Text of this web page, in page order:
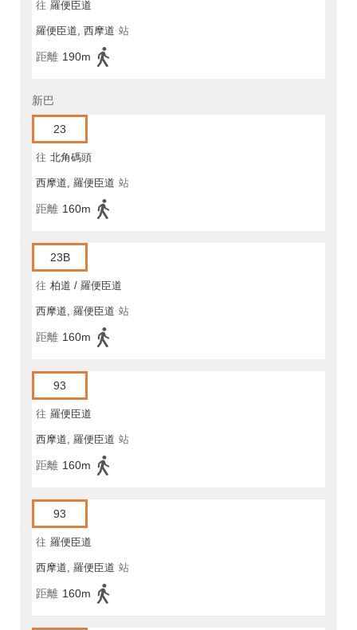
往 羅便臣道
羅便臣道, 西摩道 站
距離 190m
新巴
23
往 北角碼頭
西摩道, 羅便臣道 站
距離 160m
23B
往 柏道 / 羅便臣道
西摩道, 羅便臣道 站
距離 160m
93
往 羅便臣道
西摩道, 羅便臣道 站
距離 160m
93
往 羅便臣道
西摩道, 羅便臣道 站
距離 160m